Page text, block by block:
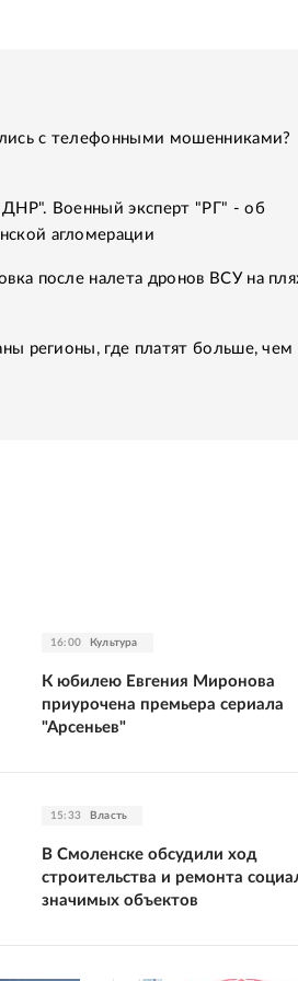
с телефонными мошенниками?
Военный эксперт "РГ" - об
агломерации
после налета дронов ВСУ на
регионы, где платят больше, чем
16:00 Культура
К юбилею Евгения Миронова
приурочена премьера сериала
"Арсеньев"
15:33 Власть
В Смоленске обсудили ход
строительства и ремонта
значимых объектов